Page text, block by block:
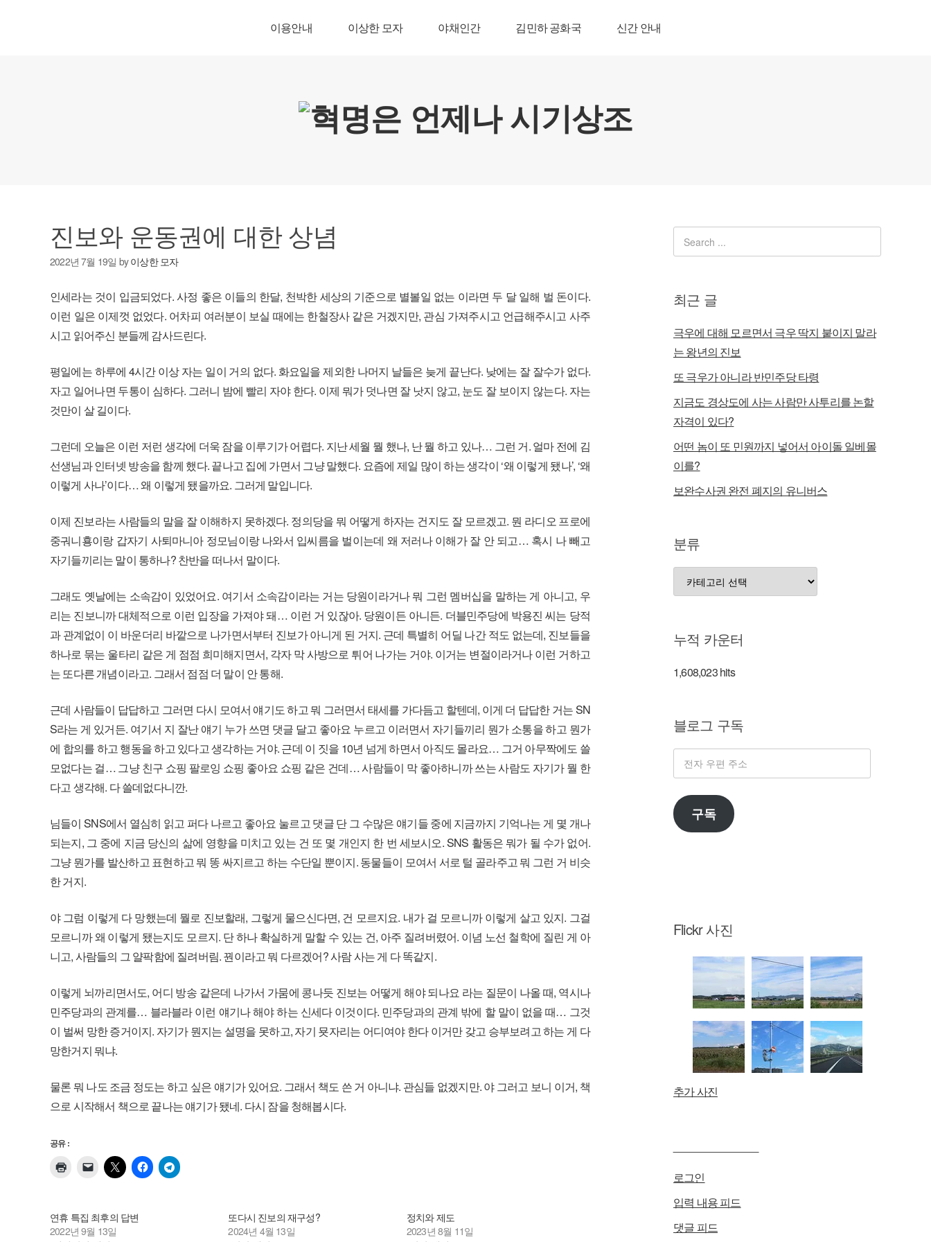
이용안내 이상한 모자 야채인간 김민하 공화국 신간 안내
진보와 운동권에 대한 상념
2022년 7월 19일 by이상한 모자
인세라는 것이 입금되었다. 사정 좋은 이들의 한달, 천박한 세상의 기준으로 별볼일 없는 이라면 두 달 일해 벌 돈이다.
이런 일은 이제껏 없었다. 어차피 여러분이 보실 때에는 한철장사 같은 거겠지만, 관심 가져주시고 언급해주시고 사주
시고 읽어주신 분들께 감사드린다.
평일에는 하루에 4시간 이상 자는 일이 거의 없다. 화요일을 제외한 나머지 날들은 늦게 끝난다. 낮에는 잘 잘수가 없다.
자고 일어나면 두통이 심하다. 그러니 밤에 빨리 자야 한다. 이제 뭐가 덧나면 잘 낫지 않고, 눈도 잘 보이지 않는다. 자는
것만이 살 길이다.
그런데 오늘은 이런 저런 생각에 더욱 잠을 이루기가 어렵다. 지난 세월 뭘 했나, 난 뭘 하고 있나… 그런 거. 얼마 전에 김
선생님과 인터넷 방송을 함께 했다. 끝나고 집에 가면서 그냥 말했다. 요즘에 제일 많이 하는 생각이 ‘왜 이렇게 됐나’, ‘왜
이렇게 사나’이다… 왜 이렇게 됐을까요. 그러게 말입니다.
이제 진보라는 사람들의 말을 잘 이해하지 못하겠다. 정의당을 뭐 어떻게 하자는 건지도 잘 모르겠고. 뭔 라디오 프로에
중궈니횽이랑 갑자기 사퇴마니아 정모님이랑 나와서 입씨름을 벌이는데 왜 저러나 이해가 잘 안 되고… 혹시 나 빼고
자기들끼리는 말이 통하나? 찬반을 떠나서 말이다.
그래도 옛날에는 소속감이 있었어요. 여기서 소속감이라는 거는 당원이라거나 뭐 그런 멤버십을 말하는 게 아니고, 우
리는 진보니까 대체적으로 이런 입장을 가져야 돼… 이런 거 있잖아. 당원이든 아니든. 더블민주당에 박용진 씨는 당적
과 관계없이 이 바운더리 바깥으로 나가면서부터 진보가 아니게 된 거지. 근데 특별히 어딜 나간 적도 없는데, 진보들을
하나로 묶는 울타리 같은 게 점점 희미해지면서, 각자 막 사방으로 튀어 나가는 거야. 이거는 변절이라거나 이런 거하고
는 또다른 개념이라고. 그래서 점점 더 말이 안 통해.
근데 사람들이 답답하고 그러면 다시 모여서 얘기도 하고 뭐 그러면서 태세를 가다듬고 할텐데, 이게 더 답답한 거는 SN
S라는 게 있거든. 여기서 지 잘난 얘기 누가 쓰면 댓글 달고 좋아요 누르고 이러면서 자기들끼리 뭔가 소통을 하고 뭔가
에 합의를 하고 행동을 하고 있다고 생각하는 거야. 근데 이 짓을 10년 넘게 하면서 아직도 몰라요… 그거 아무짝에도 쓸
모없다는 걸… 그냥 친구 쇼핑 팔로잉 쇼핑 좋아요 쇼핑 같은 건데… 사람들이 막 좋아하니까 쓰는 사람도 자기가 뭘 한
다고 생각해. 다 쓸데없다니깐.
님들이 SNS에서 열심히 읽고 퍼다 나르고 좋아요 눌르고 댓글 단 그 수많은 얘기들 중에 지금까지 기억나는 게 몇 개나
되는지, 그 중에 지금 당신의 삶에 영향을 미치고 있는 건 또 몇 개인지 한 번 세보시오. SNS 활동은 뭐가 될 수가 없어.
그냥 뭔가를 발산하고 표현하고 뭐 똥 싸지르고 하는 수단일 뿐이지. 동물들이 모여서 서로 털 골라주고 뭐 그런 거 비슷
한 거지.
야 그럼 이렇게 다 망했는데 뭘로 진보할래, 그렇게 물으신다면, 건 모르지요. 내가 걸 모르니까 이렇게 살고 있지. 그걸
모르니까 왜 이렇게 됐는지도 모르지. 단 하나 확실하게 말할 수 있는 건, 아주 질려버렸어. 이념 노선 철학에 질린 게 아
니고, 사람들의 그 얄팍함에 질려버림. 꿘이라고 뭐 다르겠어? 사람 사는 게 다 똑같지.
이렇게 뇌까리면서도, 어디 방송 같은데 나가서 가뭄에 콩나듯 진보는 어떻게 해야 되나요 라는 질문이 나올 때, 역시나
민주당과의 관계를… 블라블라 이런 얘기나 해야 하는 신세다 이것이다. 민주당과의 관계 밖에 할 말이 없을 때… 그것
이 벌써 망한 증거이지. 자기가 뭔지는 설명을 못하고, 자기 묫자리는 어디여야 한다 이거만 갖고 승부보려고 하는 게 다
망한거지 뭐냐.
물론 뭐 나도 조금 정도는 하고 싶은 얘기가 있어요. 그래서 책도 쓴 거 아니냐. 관심들 없겠지만. 야 그러고 보니 이거, 책
으로 시작해서 책으로 끝나는 얘기가 됐네. 다시 잠을 청해봅시다.
공유 :
연휴 특집 최후의 답변
2022년 9월 13일
또다시 진보의 재구성?
2024년 4월 13일
정치와 제도
2023년 8월 11일
최근 글
극우에 대해 모르면서 극우 딱지 붙이지 말라
는 왕년의 진보
또 극우가 아니라 반민주당 타령
지금도 경상도에 사는 사람만 사투리를 논할
자격이 있다?
어떤 놈이 또 민원까지 넣어서 아이돌 일베몰
이를?
보완수사권 완전 폐지의 유니버스
분류
류
누적 카운터
1,608,023 hits
블로그 구독
자
우
편
주
구독
Flickr 사진
추가 사진
로그인
입력 내용 피드
댓글 피드